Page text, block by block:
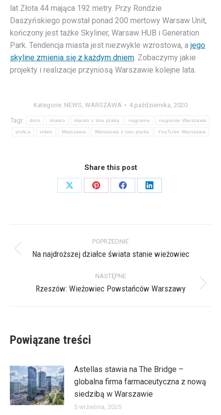
lat Złota 44 mająca 192 metry. Przy Rondzie
Daszyńskiego powstał ponad 200 mertowy Warsaw Unit,
kończony jest tażke Skyliner, Warsaw HUB i Generation
Park. Tendencja miasta jest niezwykle wzrostowa, a jego
skyline zmienia się z każdym dniem. Zobaczymy jakie
projekty i realizacje przyniosą Warszawie kolejne lata.
Kategorie: NEWS, WARSZAWA 4 października, 2020
Tagi: dron miasto miasto z lotu ptaka nagranie nagranie Warszawa
stolica video Warszawa Warszawa z lotu ptaka YouTube Warszawa
Share this post
Share
Share
Share
Share
wpisów
POPRZEDNIE
Poprzedni
Na najdroższej działce świata stanie wieżowiec
NASTĘPNE
Następny
Rzeszów: Wieżowiec Powstańców Warszawy
Powiązane treści
Astellas stawia na The Bridge –
globalna firma farmaceutyczna z nową
siedzibą w Warszawie
5 września, 2025